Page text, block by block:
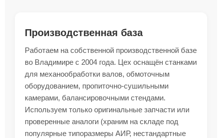
Производственная база
Работаем на собственной производственной базе
во Владимире с 2004 года. Цех оснащён станками
для механообработки валов, обмоточным
оборудованием, пропиточно-сушильными
камерами, балансировочными стендами.
Используем только оригинальные запчасти или
проверенные аналоги (храним на складе под
популярные типоразмеры АИР, нестандартные